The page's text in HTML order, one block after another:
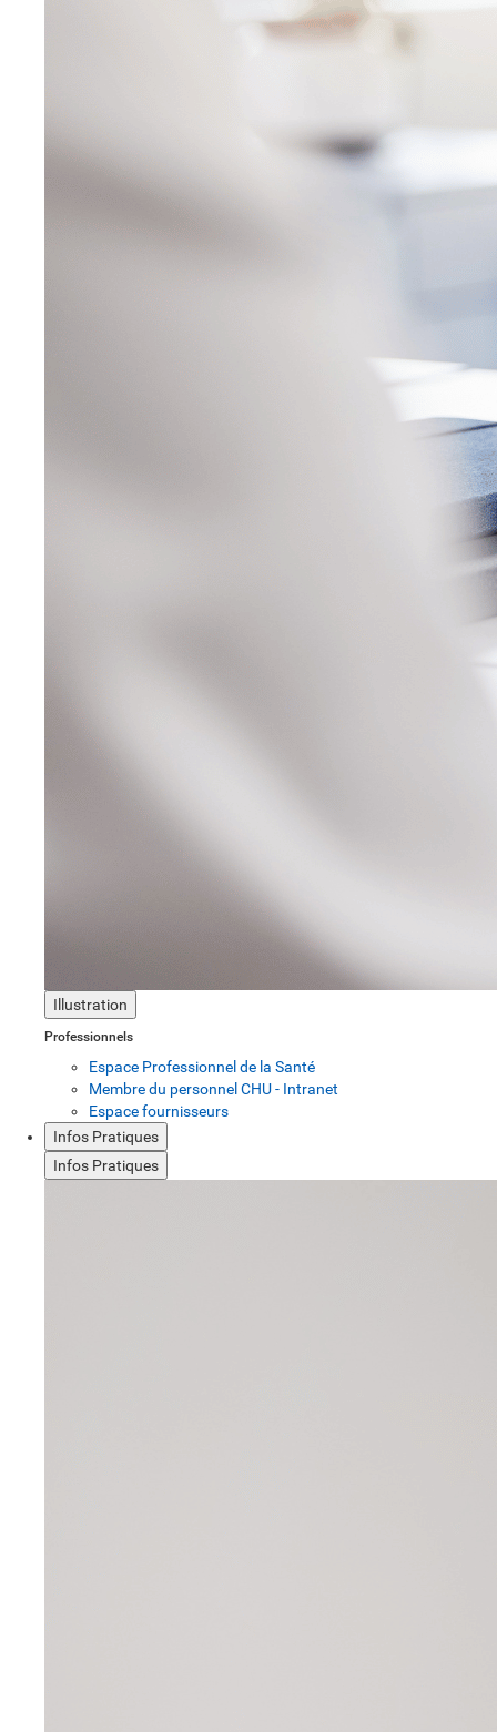
Illustration
Professionnels
Espace Professionnel de la Santé
Membre du personnel CHU - Intranet
Espace fournisseurs
Infos Pratiques
Infos Pratiques